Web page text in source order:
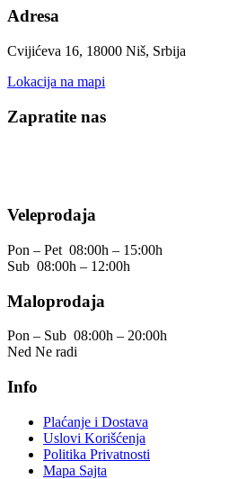
Adresa
Cvijićeva 16, 18000 Niš, Srbija
Lokacija na mapi
Zapratite nas
Veleprodaja
Pon – Pet 08:00h – 15:00h
Sub 08:00h – 12:00h
Maloprodaja
Pon – Sub 08:00h – 20:00h
Ned Ne radi
Info
Plaćanje i Dostava
Uslovi Korišćenja
Politika Privatnosti
Mapa Sajta